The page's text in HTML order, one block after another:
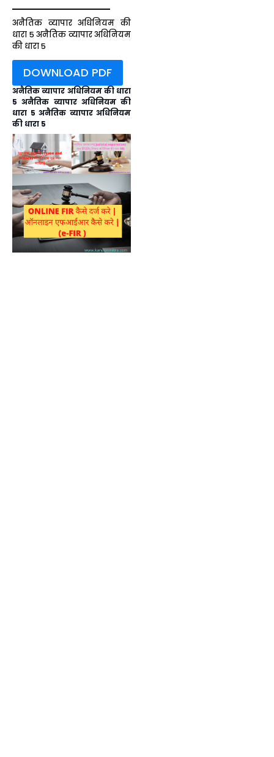
अनैतिक व्यापार अधिनियम की
धारा 5 अनैतिक व्यापार अधिनियम
की धारा 5
DOWNLOAD PDF
अनैतिक व्यापार अधिनियम की धारा
5 अनैतिक व्यापार अधिनियम की
धारा 5 अनैतिक व्यापार अधिनियम
की धारा 5